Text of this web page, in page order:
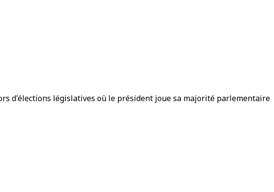
d'élections législatives où le président joue sa majorité parlementaire